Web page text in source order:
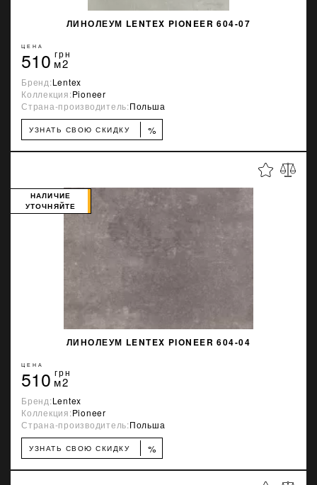
ЛИНОЛЕУМ LENTEX PIONEER 604-07
ЦЕНА
510 грн
м2
Бренд:Lentex
Коллекция:Pioneer
Страна-производитель:Польша
УЗНАТЬ СВОЮ СКИДКУ %
ЛИНОЛЕУМ LENTEX PIONEER 604-04
НАЛИЧИЕ
УТОЧНЯЙТЕ
ЦЕНА
510 грн
м2
Бренд:Lentex
Коллекция:Pioneer
Страна-производитель:Польша
УЗНАТЬ СВОЮ СКИДКУ %